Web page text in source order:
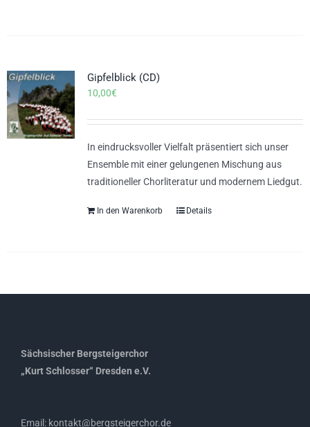
Gipfelblick (CD)
10,00€
In eindrucksvoller Vielfalt präsentiert sich unser
Ensemble mit einer gelungenen Mischung aus
traditioneller Chorliteratur und modernem Liedgut.
In den Warenkorb Details
Sächsischer Bergsteigerchor
„Kurt Schlosser“ Dresden e.V.
Email: kontakt@bergsteigerchor.de